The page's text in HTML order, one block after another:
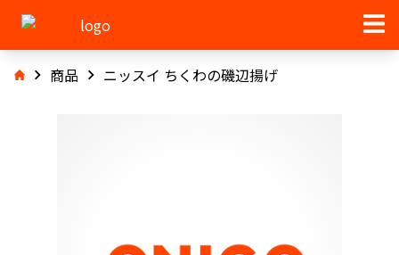
商品 ニッスイ ちくわの磯辺揚げ